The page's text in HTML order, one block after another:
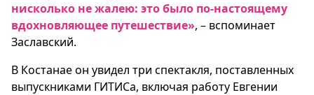
нисколько не жалею: это было по-настоящему
вдохновляющее путешествие», – вспоминает
Заславский.
В Костанае он увидел три спектакля, поставленных
выпускниками ГИТИСа, включая работу Евгении